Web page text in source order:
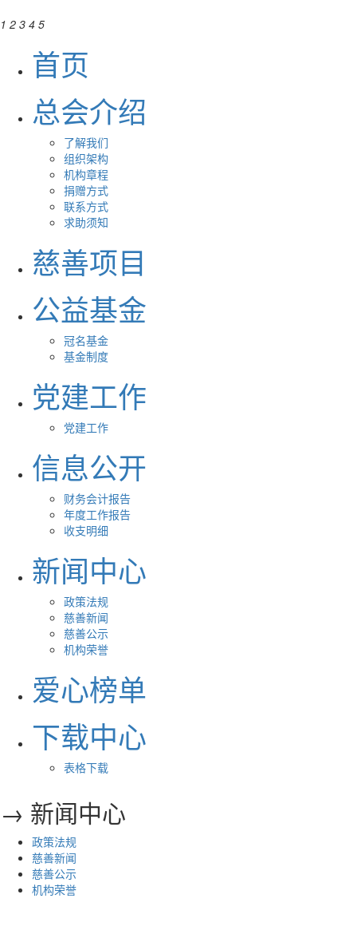
1 2 3 4 5
首页
总会介绍
了解我们
组织架构
机构章程
捐赠方式
联系方式
求助须知
慈善项目
公益基金
冠名基金
基金制度
党建工作
党建工作
信息公开
财务会计报告
年度工作报告
收支明细
新闻中心
政策法规
慈善新闻
慈善公示
机构荣誉
爱心榜单
下载中心
表格下载
→ 新闻中心
政策法规
慈善新闻
慈善公示
机构荣誉